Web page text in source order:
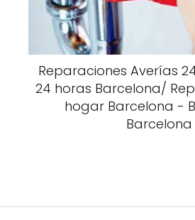
Reparaciones Averías
24 horas Barcelona/
hogar Barcelona -
Barcelona